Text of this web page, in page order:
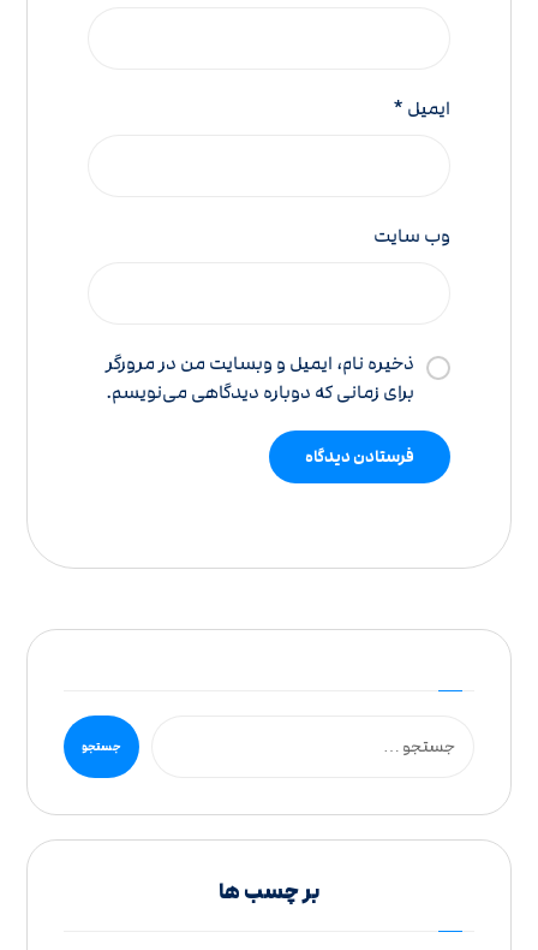
ایمیل *
وب‌ سایت
ذخیره نام، ایمیل و وبسایت من در مرورگر
برای زمانی که دوباره دیدگاهی می‌نویسم.
بر چسب ها